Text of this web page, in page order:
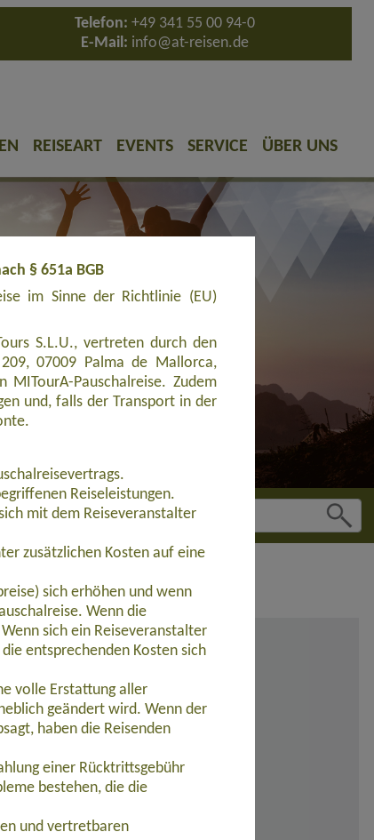
Telefon: +49 341 55 00 94-0
E-Mail: info@at-reisen.de
REISEART EVENTS SERVICE ÜBER UNS
§ 651a BGB
im Sinne der Richtlinie (EU)
S.L.U., vertreten durch den
07009 Palma de Mallorca,
Pauschalreise. Zudem
und, falls der Transport in der
Reiseleistungen.
mit dem Reiseveranstalter
zusätzlichen Kosten auf eine
sich erhöhen und wenn
Wenn die
sich ein Reiseveranstalter
entsprechenden Kosten sich
volle Erstattung aller
geändert wird. Wenn der
haben die Reisenden
einer Rücktrittsgebühr
bestehen, die die
und vertretbaren